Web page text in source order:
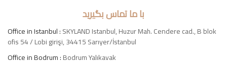
با ما تماس بگیرید
Office in Istanbul :SKYLAND Istanbul, Huzur Mah. Cendere cad., B blok
ofis 54 / Lobi girişi, 34415 Sarıyer/İstanbul
Office in Bodrum :Bodrum Yalıkavak